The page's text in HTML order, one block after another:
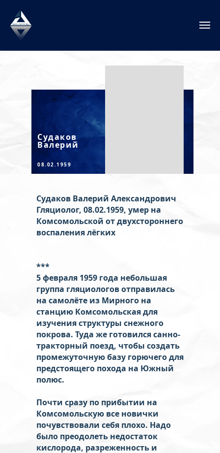
Судаков
Валерий
08.02.1959
Судаков Валерий Александрович
Гляциолог, 08.02.1959, умер на
Комсомольской от двухстороннего
воспаления лёгких
***
5 февраля 1959 года небольшая
группа гляциологов отправилась
на самолёте из Мирного на
станцию Комсомольская для
изучения структуры снежного
покрова. Туда же готовился санно-
тракторный поезд, чтобы создать
промежуточную базу горючего для
предстоящего похода на Южный
полюс.
Почти сразу по прибытии на
Комсомольскую все новички
почувствовали себя плохо. Надо
было преодолеть недостаток
кислорода, разреженность и